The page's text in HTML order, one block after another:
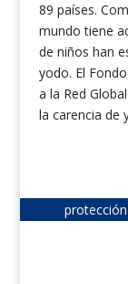
89 países.
mundo tiene
de niños han
yodo. El
a la Red
la carencia de